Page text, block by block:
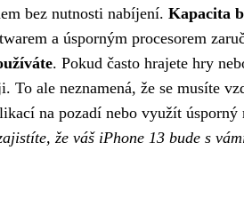
bez nutnosti nabíjení. Kapacita
a úsporným procesorem
. Pokud často hrajete hry
ale neznamená, že se musíte
na pozadí nebo využít úsporný
že váš iPhone 13 bude s